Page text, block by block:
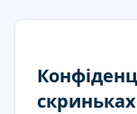
скриньках